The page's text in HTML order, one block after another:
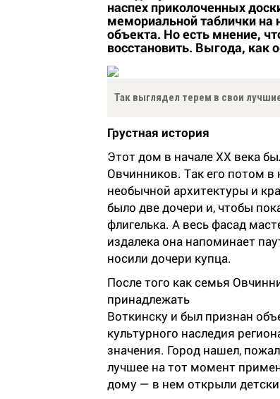
наспех приколоченных
мемориальной таблички на
объекта. Но есть мнение,
восстановить. Выгода, как
Так выглядел терем в свои
Грустная история
Этот дом в начале ХХ века
Овчинников. Так его потом
необычной архитектуры и
было две дочери и, чтобы
флигелька. А весь фасад
издалека она напоминает
носили дочери купца.
После того как семья
принадлежать
Воткинску и был признан
культурного наследия
значения. Город нашел,
лучшее на тот момент
дому — в нем открыли